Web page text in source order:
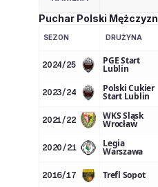
Puchar Polski Mężczyzn
SEZON DRUŻYNA
2024/25 PGE Start
Lublin
2023/24 Polski Cukier
Start Lublin
2021/22 WKS Śląsk
Wrocław
2020/21 Legia
Warszawa
2016/17 Trefl Sopot